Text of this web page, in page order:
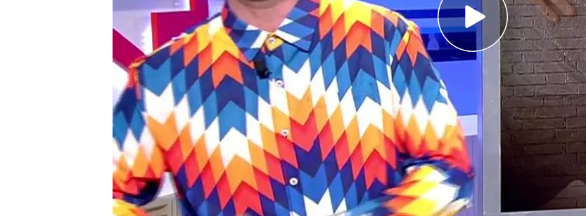
Compartir
La verdad sobre el sexo y los españoles ha salido a la luz gracias a una
encuesta del CIS. ¿Los españoles están satisfechos con su actividad
sexual?¿Es importante igual para hombres que para mujeres?Además,
algunos colaboradores del programa'se mojan'y confiesan algunas
intimidades.